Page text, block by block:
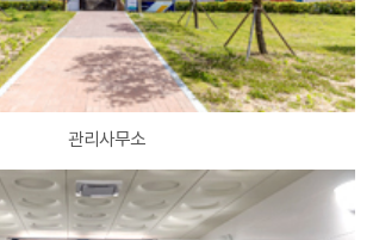
관리사무소